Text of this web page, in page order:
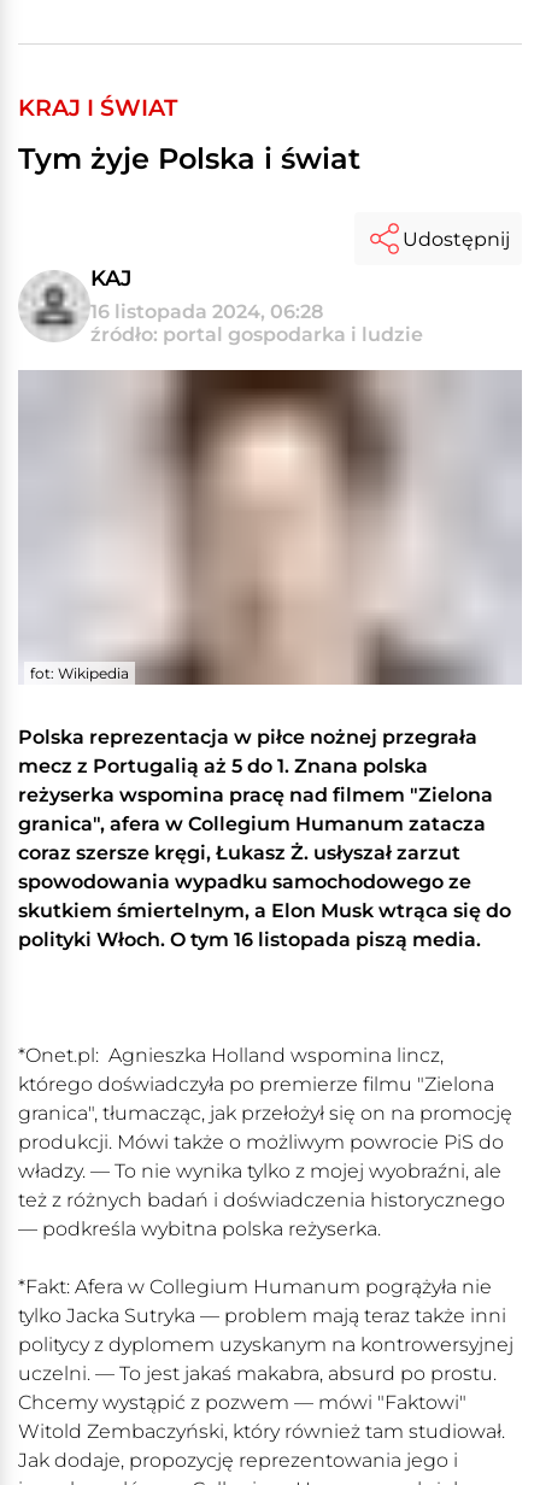
KRAJ I ŚWIAT
Tym żyje Polska i świat
KAJ
16 listopada 2024, 06:28
źródło: portal gospodarka i ludzie
Udostępnij
fot: Wikipedia
Polska reprezentacja w piłce nożnej przegrała
mecz z Portugalią aż 5 do 1. Znana polska
reżyserka wspomina pracę nad filmem "Zielona
granica", afera w Collegium Humanum zatacza
coraz szersze kręgi, Łukasz Ż. usłyszał zarzut
spowodowania wypadku samochodowego ze
skutkiem śmiertelnym, a Elon Musk wtrąca się do
polityki Włoch. O tym 16 listopada piszą media.
*Onet.pl: Agnieszka Holland wspomina lincz,
którego doświadczyła po premierze filmu "Zielona
granica", tłumacząc, jak przełożył się on na promocję
produkcji. Mówi także o możliwym powrocie PiS do
władzy. — To nie wynika tylko z mojej wyobraźni, ale
też z różnych badań i doświadczenia historycznego
— podkreśla wybitna polska reżyserka.
*Fakt: Afera w Collegium Humanum pogrążyła nie
tylko Jacka Sutryka — problem mają teraz także inni
politycy z dyplomem uzyskanym na kontrowersyjnej
uczelni. — To jest jakaś makabra, absurd po prostu.
Chcemy wystąpić z pozwem — mówi "Faktowi"
Witold Zembaczyński, który również tam studiował.
Jak dodaje, propozycję reprezentowania jego i